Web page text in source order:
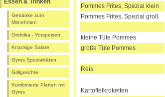
Essen & Trinken
Getränke zum
Mitnehmen
Orektika - Vorspeisen
Knackige Salate
Gyros Spezialitäten
Grillgerichte
Kombinierte Platten mit
Gyros
Pommes Frites, Spezial klein
Pommes Frites, Spezial groß
kleine Tüte Pommes
große Tüte Pommes
Reis
Kartoffelkroketten